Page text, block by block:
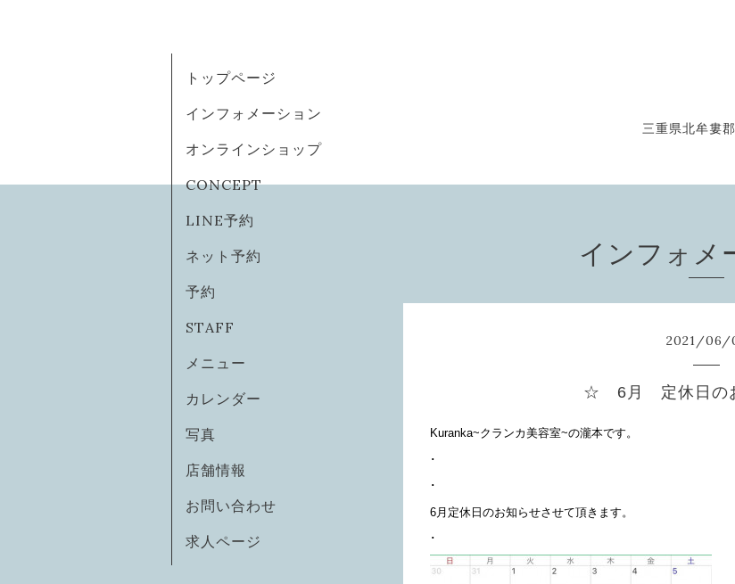
三重県北牟婁
トップページ
インフォメーション
オンラインショップ
CONCEPT
LINE予約
ネット予約
予約
STAFF
メニュー
カレンダー
写真
店舗情報
お問い合わせ
求人ページ
インフォメ
2021/06/
☆ 6月 定休日の
Kuranka~クランカ美容室~の瀧本です。
･
･
6月定休日のお知らせさせて頂きます。
･